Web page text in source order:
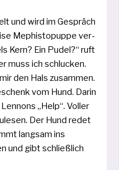
und wird im Gespräch
Mephistopuppe ver­
Kern? Ein Pudel?“ ruft
muss ich schlu­cken.
den Hals zusam­men.
vom Hund. Darin
„Help“. Voller
Der Hund redet
lang­sam ins
und gibt schließ­lich